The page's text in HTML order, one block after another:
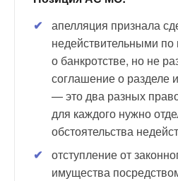
апелляция признала
недействительными по
о банкротстве, но не
соглашение о разделе
— это два разных
для каждого нужно
обстоятельства
отступление от
имущества